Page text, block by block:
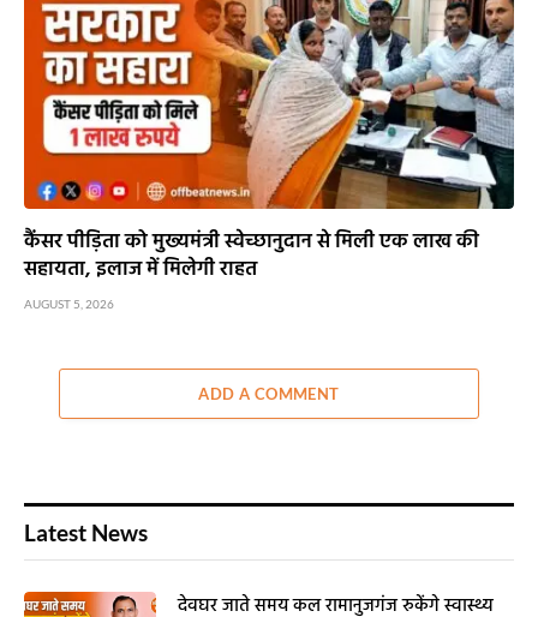
कैंसर पीड़िता को मुख्यमंत्री स्वेच्छानुदान से मिली एक लाख की
सहायता, इलाज में मिलेगी राहत
AUGUST 5, 2026
ADD A COMMENT
Latest News
देवघर जाते समय कल रामानुजगंज रुकेंगे स्वास्थ्य